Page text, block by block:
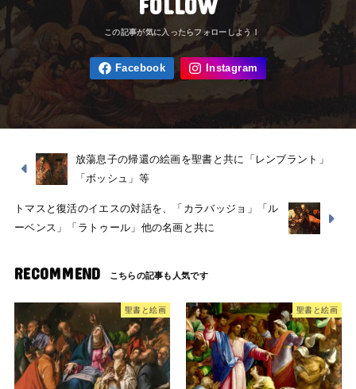
放蕩息子の帰還の絵画を聖書と共に「レンブラント」
「ボッシュ」等
トマスと復活のイエスの対話を、「カラバッジョ」「ル
ーベンス」「ラトゥール」他の名画と共に
RECOMMEND
聖書と絵画 聖書と絵画